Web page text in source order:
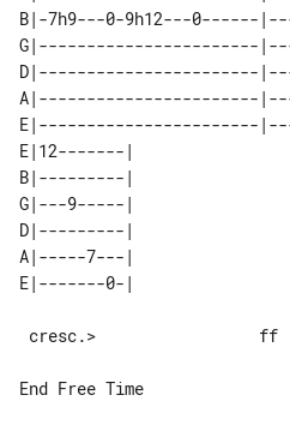
B|-7h9---0-9h12---0------
G|-----------------------
D|-----------------------
A|-----------------------
E|-----------------------
E|12-------|
B|---------|
G|---9-----|
D|---------|
A|-----7---|
End Free Time